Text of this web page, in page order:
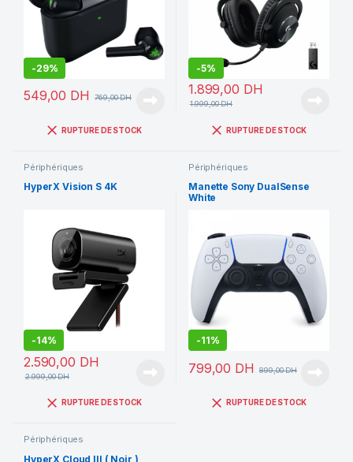
-29%
549,00 DH 769,00DH
RUPTURE DE STOCK
-5%
1.899,00 DH
1.999,00DH
RUPTURE DE STOCK
Périphériques
HyperX Vision S 4K
-14%
2.590,00 DH
2.999,00DH
RUPTURE DE STOCK
Périphériques
Manette Sony DualSense
White
-11%
799,00 DH 899,00DH
RUPTURE DE STOCK
Périphériques
HyperX Cloud III ( Noir )